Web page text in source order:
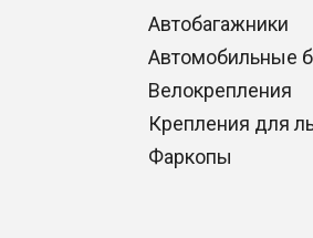
Автобагажники
Автомобильные
Велокрепления
Крепления для
Фаркопы